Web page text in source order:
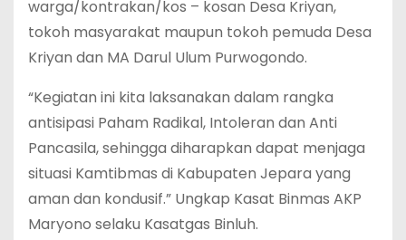
warga/kontrakan/kos – kosan Desa Kriyan,
tokoh masyarakat maupun tokoh pemuda Desa
Kriyan dan MA Darul Ulum Purwogondo.
“Kegiatan ini kita laksanakan dalam rangka
antisipasi Paham Radikal, Intoleran dan Anti
Pancasila, sehingga diharapkan dapat menjaga
situasi Kamtibmas di Kabupaten Jepara yang
aman dan kondusif.” Ungkap Kasat Binmas AKP
Maryono selaku Kasatgas Binluh.